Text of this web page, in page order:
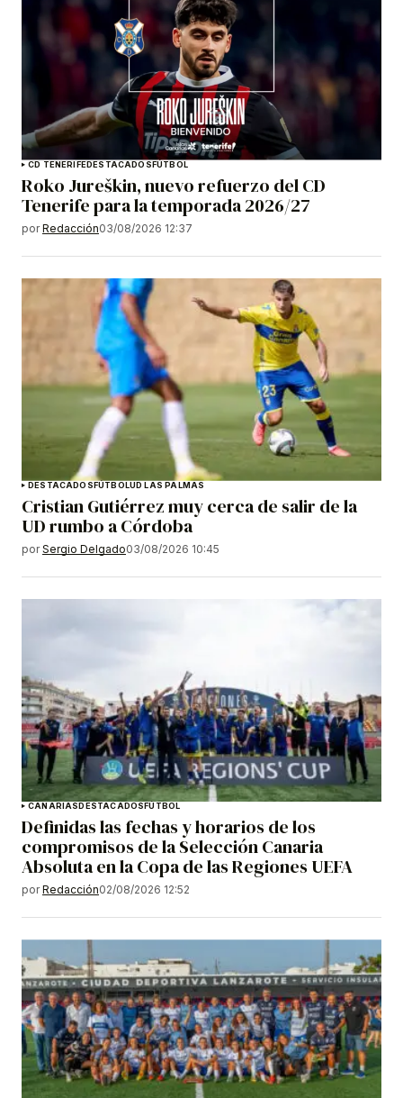
CD TENERIFEDESTACADOSFÚTBOL
Roko Jureškin, nuevo refuerzo del CD
Tenerife para la temporada 2026/27
por Redacción03/08/2026 12:37
DESTACADOSFÚTBOLUD LAS PALMAS
Cristian Gutiérrez muy cerca de salir de la
UD rumbo a Córdoba
por Sergio Delgado03/08/2026 10:45
CANARIASDESTACADOSFÚTBOL
Definidas las fechas y horarios de los
compromisos de la Selección Canaria
Absoluta en la Copa de las Regiones UEFA
por Redacción02/08/2026 12:52